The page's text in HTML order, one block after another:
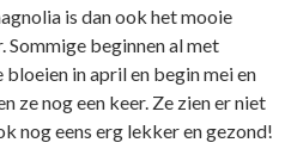
is dan ook het mooie
beginnen al met
in april en begin mei en
ze nog een keer. Ze zien er niet
nog eens erg lekker en gezond!